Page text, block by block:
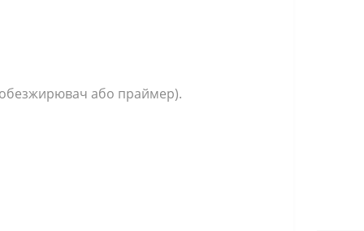
обезжирювач або праймер).